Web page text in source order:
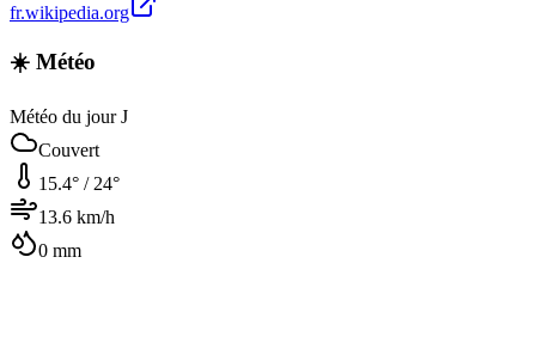
fr.wikipedia.org
☀️ Météo
Météo du jour J
Couvert
15.4° / 24°
13.6 km/h
0 mm